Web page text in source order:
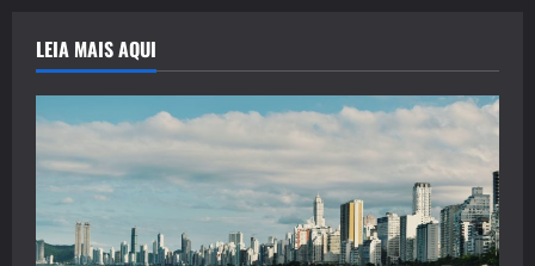
LEIA MAIS AQUI